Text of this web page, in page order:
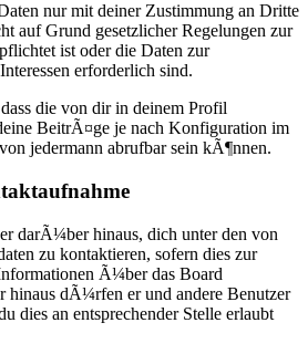
nur mit deiner Zustimmung an Dritte
auf Grund gesetzlicher Regelungen zur
ist oder die Daten zur
erforderlich sind.
die von dir in deinem Profil
BeitrÃ¤ge je nach Konfiguration im
jedermann abrufbar sein kÃ¶nnen.
darÃ¼ber hinaus, dich unter den von
zu kontaktieren, sofern dies zur
Ã¼ber das Board
dÃ¼rfen er und andere Benutzer
dies an entsprechender Stelle erlaubt